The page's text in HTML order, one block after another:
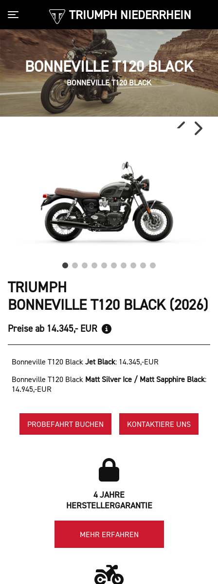
TRIUMPH NIEDERRHEIN
Toggle navigation
BONNEVILLE T120 BLACK
BONNEVILLE T120 BLACK
TRIUMPH
BONNEVILLE T120 BLACK (2026)
Preise ab 14.345,- EUR
Bonneville T120 Black Jet Black: 14.345,-EUR
Bonneville T120 Black Matt Silver Ice / Matt Sapphire Black:
14.945,-EUR
PROBEFAHRT BUCHEN KONTAKTIERE UNS
4 JAHRE
HERSTELLERGARANTIE
MEHR ERFAHREN